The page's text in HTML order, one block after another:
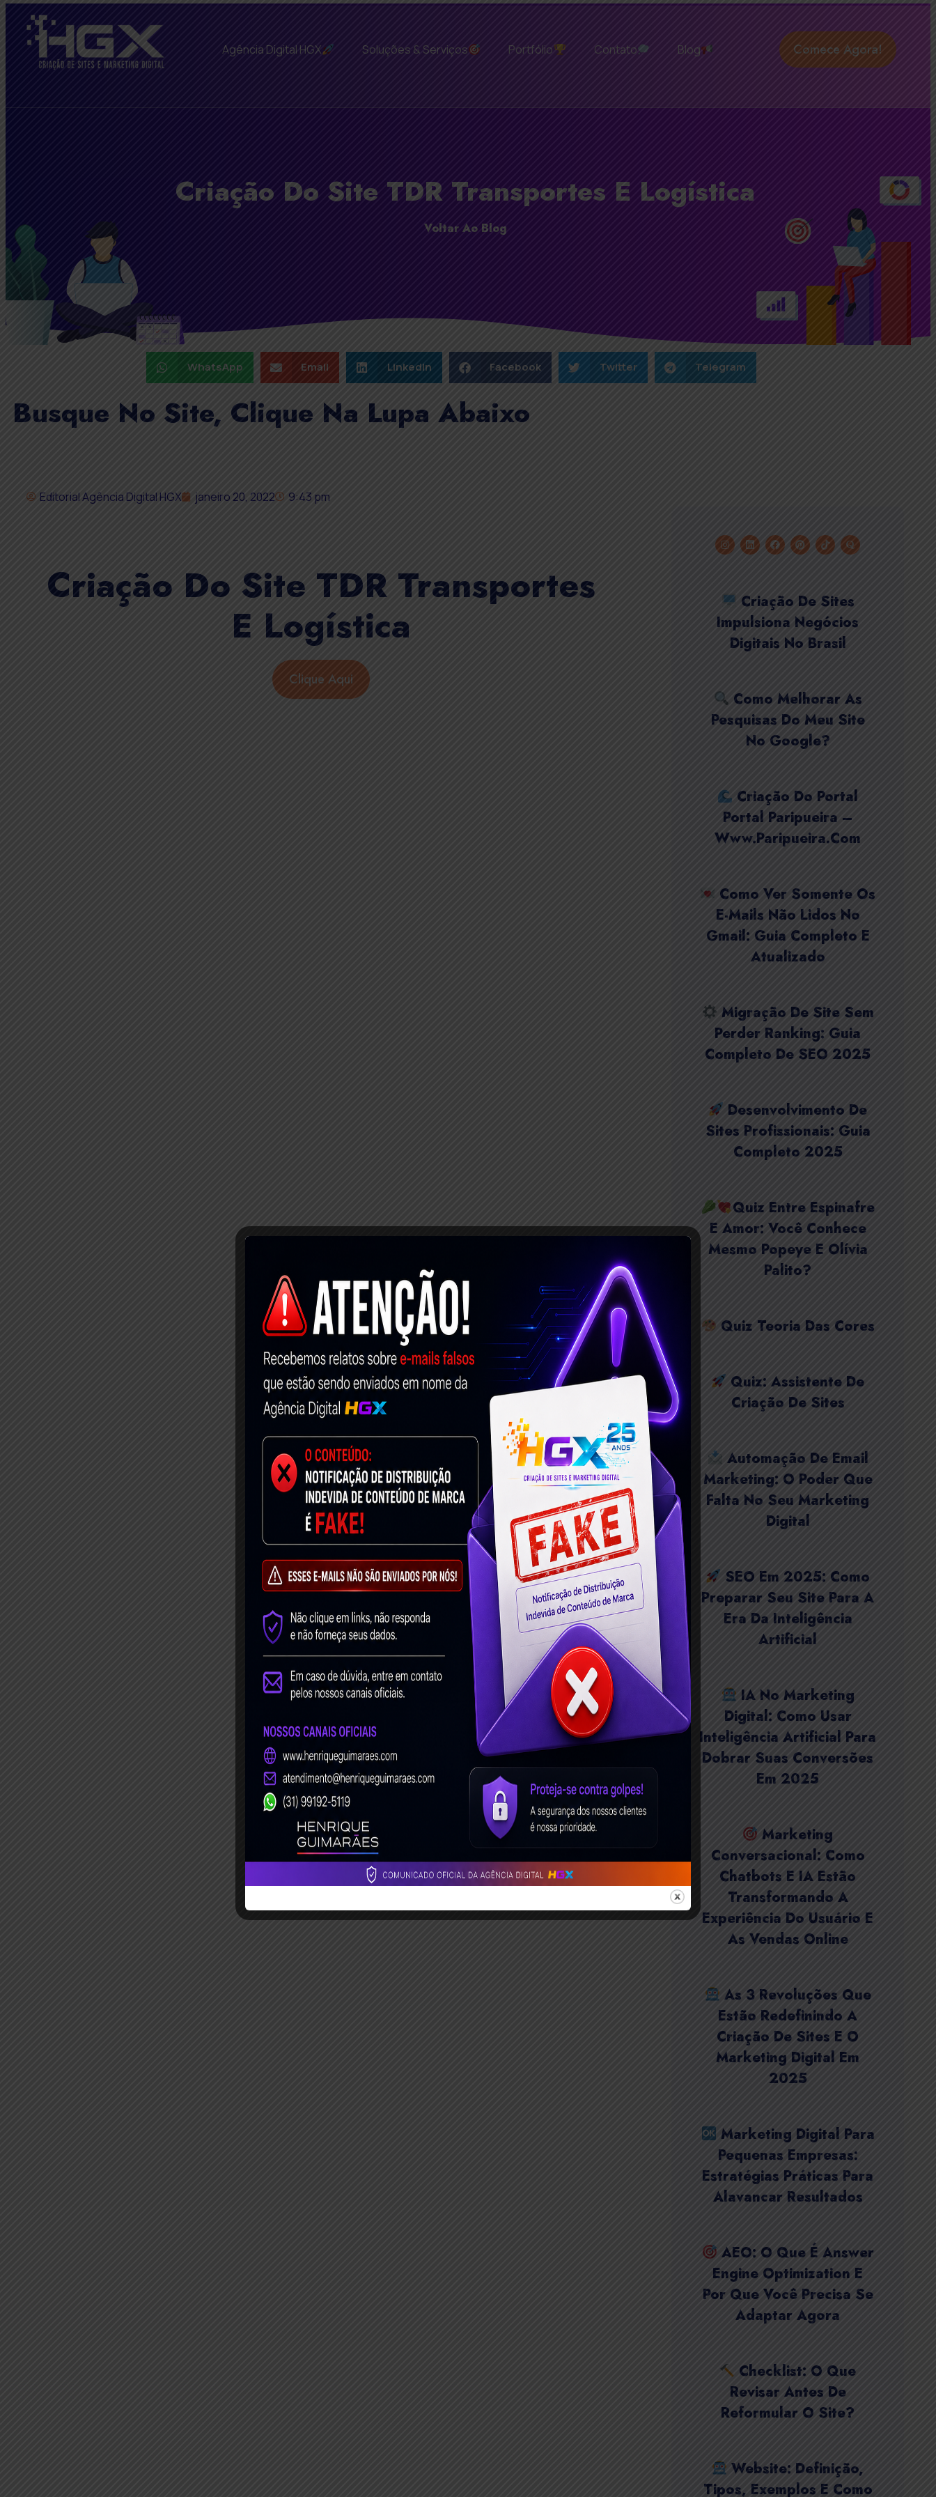
Agência Digital HGX Soluções & Serviços Portfólio Contato Blog Comece Agora!
Criação Do Site TDR Transportes E Logística
Voltar Ao Blog
WhatsApp Email LinkedIn Facebook Twitter Telegram
Busque No Site, Clique Na Lupa Abaixo
Editorial Agência Digital HGX janeiro 20, 2022 9:43 pm
Criação Do Site TDR Transportes
E Logística
Clique Aqui
Criação De Sites
Impulsiona Negócios
Digitais No Brasil
Como Melhorar As
Pesquisas Do Meu Site
No Google?
Criação Do Portal
Portal Paripueira –
Www.paripueira.com
Como Ver Somente Os
E-Mails Não Lidos No
Gmail: Guia Completo E
Atualizado
Migração De Site Sem
Perder Ranking: Guia
Completo De SEO 2025
Desenvolvimento De
Sites Profissionais: Guia
Completo 2025
Quiz Entre Espinafre
E Amor: Você Conhece
Mesmo Popeye E Olívia
Palito?
Quiz Teoria Das Cores
Quiz: Assistente De
Criação De Sites
Automação De Email
Marketing: O Poder Que
Falta No Seu Marketing
Digital
SEO Em 2025: Como
Preparar Seu Site Para A
Era Da Inteligência
Artificial
IA No Marketing
Digital: Como Usar
Inteligência Artificial Para
Dobrar Suas Conversões
Em 2025
Marketing
Conversacional: Como
Chatbots E IA Estão
Transformando A
Experiência Do Usuário E
As Vendas Online
As 3 Revoluções Que
Estão Redefinindo A
Criação De Sites E O
Marketing Digital Em
2025
Marketing Digital Para
Pequenas Empresas:
Estratégias Práticas Para
Alavancar Resultados
AEO: O Que É Answer
Engine Optimization E
Por Que Você Precisa Se
Adaptar Agora
Checklist: O Que
Revisar Antes De
Reformular O Site?
Website: Definição,
Tipos, Exemplos E Como